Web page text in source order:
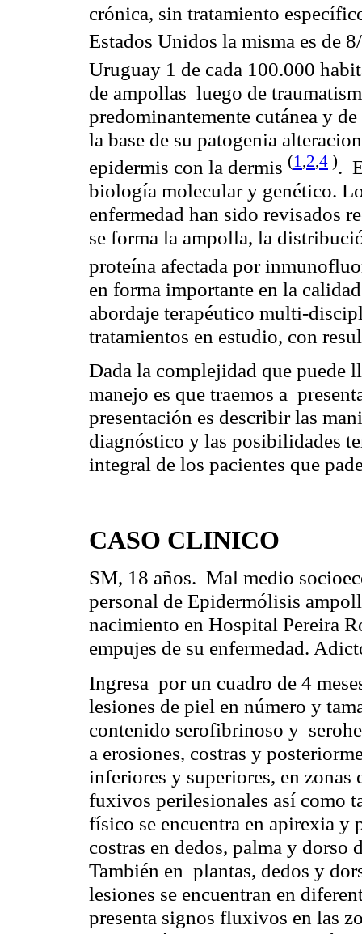
crónica, sin tratamiento
Estados Unidos la misma es de
Uruguay 1 de cada 100.000
de ampollas luego de
predominantemente cutánea y
la base de su patogenia
epidermis con la dermis (1 ,2,4 ).
biología molecular y genético.
enfermedad han sido revisados
se forma la ampolla, la
proteína afectada por
en forma importante en la
abordaje terapéutico multi-
tratamientos en estudio, con
Dada la complejidad que puede
manejo es que traemos a
presentación es describir las
diagnóstico y las posibilidades
integral de los pacientes que
CASO CLINICO
SM, 18 años. Mal medio
personal de Epidermólisis
nacimiento en Hospital Pereira
empujes de su enfermedad.
Ingresa por un cuadro de 4
lesiones de piel en número y
contenido serofibrinoso y
a erosiones, costras y
inferiores y superiores, en
fuxivos perilesionales así como
físico se encuentra en apirexia y
costras en dedos, palma y dorso
También en plantas, dedos y
lesiones se encuentran en
presenta signos fluxivos en las